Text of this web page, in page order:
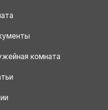
комната